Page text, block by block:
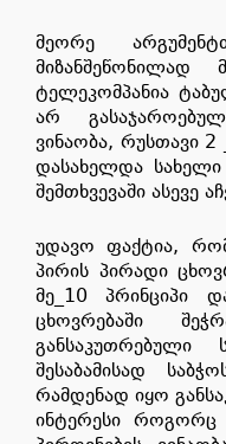
მეორე
მიზანშეწონილად
ტელეკომპანია
არ
ვინაობა, რუსთავი 2
დასახელდა
შემთხვევაში ასევე
უდავო ფაქტია,
პირის პირადი
მე_10 პრინციპი
ცხოვრებაში
განსაკუთრებული
შესაბამისად
რამდენად იყო
ინტერესი როგორც